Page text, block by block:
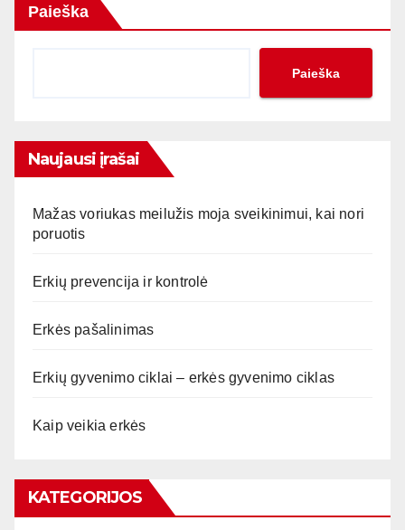
Paieška
Paieška
Naujausi įrašai
Mažas voriukas meilužis moja sveikinimui, kai nori
poruotis
Erkių prevencija ir kontrolė
Erkės pašalinimas
Erkių gyvenimo ciklai – erkės gyvenimo ciklas
Kaip veikia erkės
KATEGORIJOS